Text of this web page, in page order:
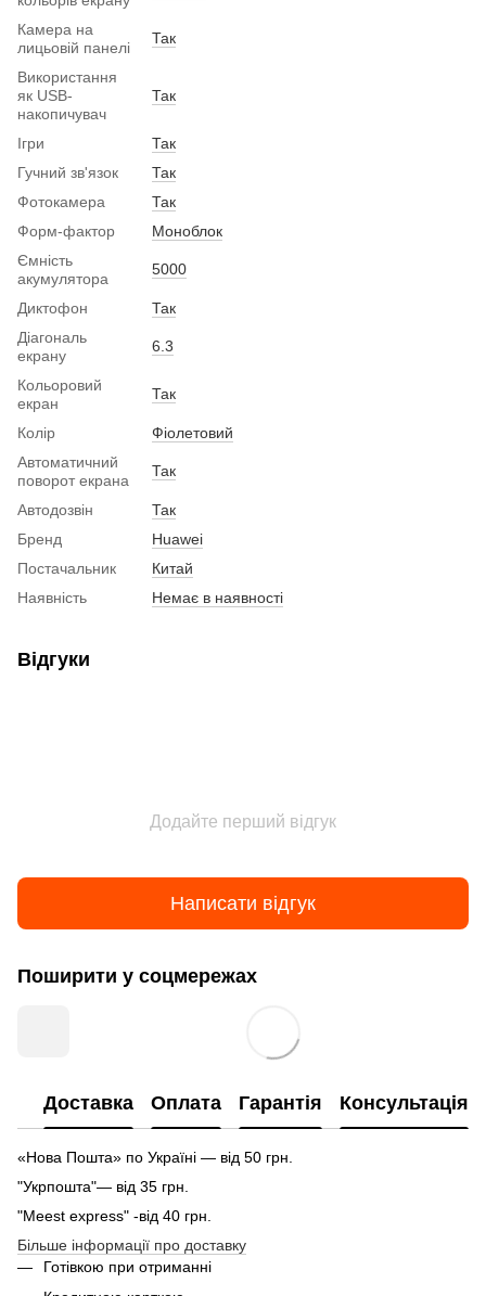
Камера на
лицьовій панелі
Так
Використання
як USB-
накопичувач
Так
Ігри
Так
Гучний зв'язок
Так
Фотокамера
Так
Форм-фактор
Моноблок
Ємність
акумулятора
5000
Диктофон
Так
Діагональ
екрану
6.3
Кольоровий
екран
Так
Колір
Фіолетовий
Автоматичний
поворот екрана
Так
Автодозвін
Так
Бренд
Huawei
Постачальник
Китай
Наявність
Немає в наявності
Відгуки
Додайте перший відгук
Написати відгук
Поширити у соцмережах
Доставка Оплата Гарантія Консультація
«Нова Пошта» по Україні — від 50 грн.
"Укрпошта"— від 35 грн.
"Meest express" -від 40 грн.
Більше інформації про доставку
Готівкою при отриманні